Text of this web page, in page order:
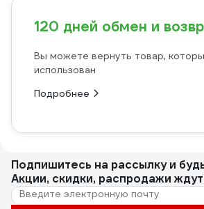
120 дней обмен и
Вы можете вернуть товар,
использован
Подробнее
Подпишитесь на рассылкуи
Акции, скидки, распродажи